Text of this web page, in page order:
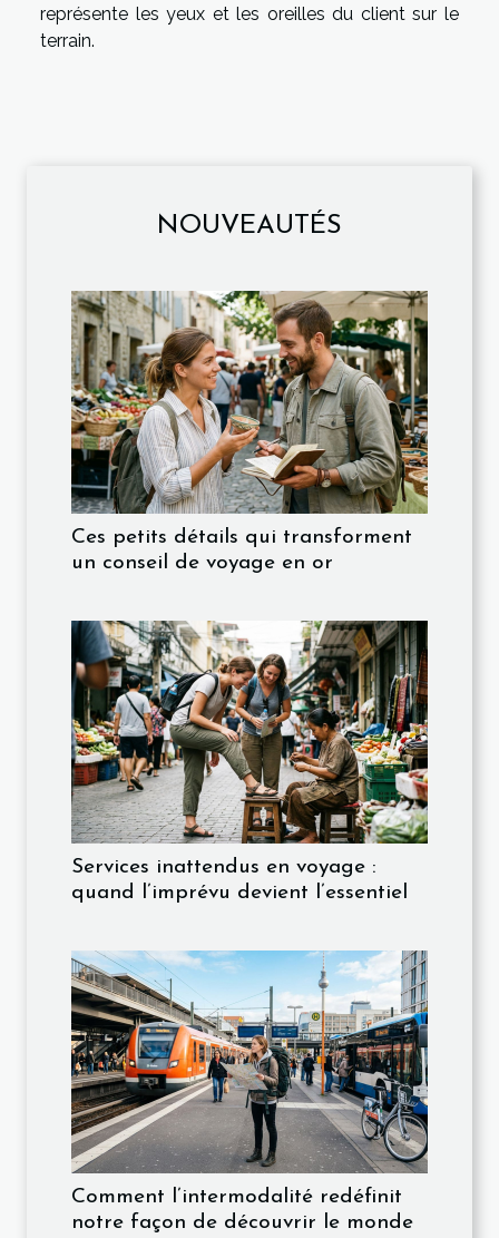
représente les yeux et les oreilles du client sur le
terrain.
NOUVEAUTÉS
Ces petits détails qui transforment
un conseil de voyage en or
Services inattendus en voyage :
quand l’imprévu devient l’essentiel
Comment l’intermodalité redéfinit
notre façon de découvrir le monde